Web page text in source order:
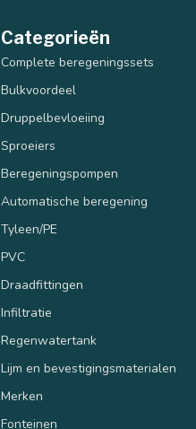
Categorieën
Complete beregeningssets
Bulkvoordeel
Druppelbevloeiing
Sproeiers
Beregeningspompen
Automatische beregening
Tyleen/PE
PVC
Draadfittingen
Infiltratie
Regenwatertank
Lijm en bevestigingsmaterialen
Merken
Fonteinen